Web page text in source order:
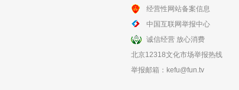
全34集
宁为女人
经营性网站备案信息
中国互联网举报中心
诚信经营 放心消费
北京12318文化市场举报热线
举报邮箱： kefu@fun.tv